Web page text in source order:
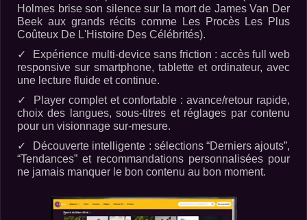
Holmes brise son silence sur la mort de James Van Der
Beek aux grands récits comme Les Procès Les Plus
Coûteux De L'Histoire Des Célébrités).
Expérience multi-device sans friction : accès full web
responsive sur smartphone, tablette et ordinateur, avec
une lecture fluide et continue.
Player complet et confortable : avance/retour rapide,
choix des langues, sous-titres et réglages par contenu
pour un visionnage sur-mesure.
Découverte intelligente : sélections “Derniers ajouts”,
“Tendances” et recommandations personnalisées pour
ne jamais manquer le bon contenu au bon moment.